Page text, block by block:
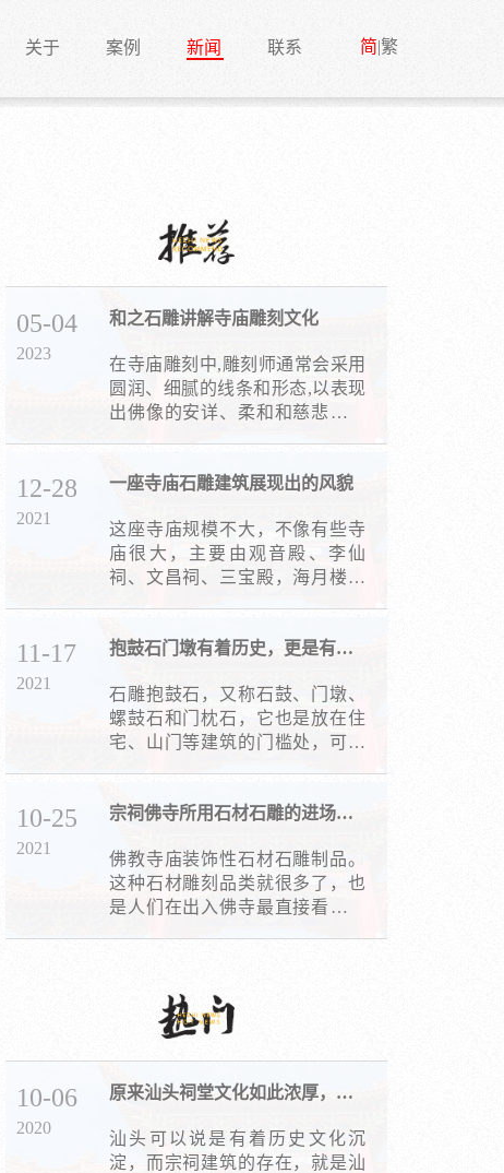
关于 案例 新闻 联系 简|繁
05-04
2023
和之石雕讲解寺庙雕刻文化
在寺庙雕刻中,雕刻师通常会采用
圆润、细腻的线条和形态,以表现
出佛像的安详、柔和和慈悲为怀
12-28
2021
一座寺庙石雕建筑展现出的风貌
这座寺庙规模不大，不像有些寺
庙很大，主要由观音殿、李仙
祠、文昌祠、三宝殿，海月楼、
11-17
2021
抱鼓石门墩有着历史，更是有着特别的寓意
石雕抱鼓石，又称石鼓、门墩、
螺鼓石和门枕石，它也是放在住
宅、山门等建筑的门槛处，可经
10-25
2021
宗祠佛寺所用石材石雕的进场流程
佛教寺庙装饰性石材石雕制品。
这种石材雕刻品类就很多了，也
是人们在出入佛寺最直接看到的
10-06
2020
原来汕头祠堂文化如此浓厚，有哪些特色呢
汕头可以说是有着历史文化沉
淀，而宗祠建筑的存在，就是汕